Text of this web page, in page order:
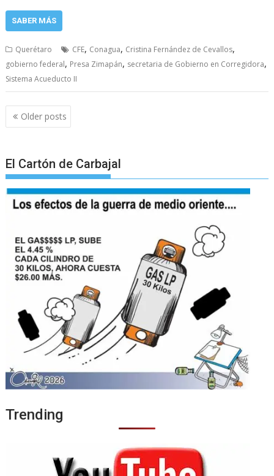
SABER MÁS
Querétaro CFE, Conagua, Cristina Fernández de Cevallos,
gobierno federal, Presa Zimapán, secretaria de Gobierno en Corregidora,
Sistema Acueducto II
Posts
navigation
Older posts
El Cartón de Carbajal
Trending